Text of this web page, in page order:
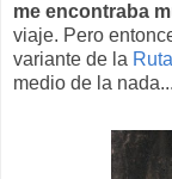
me encontraba
viaje. Pero
variante de la
medio de la